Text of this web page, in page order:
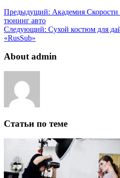
Предыдущий: Академия
тюнинг авто
Следующий: Сухой костюм для
«RusSub»
About admin
Статьи по теме